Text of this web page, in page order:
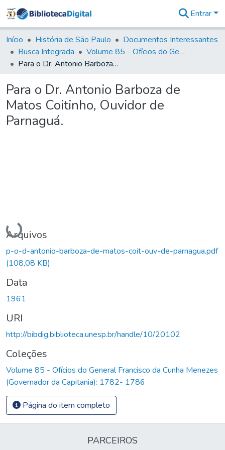
&
Coleções
Tudo na
Biblioteca
Estatísticas
Entrar
Início História de São Paulo
Documentos Interessantes
Busca Integrada
Volume 85 - Ofícios do General Francisco da Cunha Menezes (Governador da Capitania): 1782- 1786
Para o Dr. Antonio Barboza de Matos Coitinho, Ouvidor de Parnaguá.
Para o Dr. Antonio Barboza de
Matos Coitinho, Ouvidor de
Parnaguá.
Carregando...
Arquivos
p-o-d-antonio-barboza-de-matos-coit-ouv-de-parnagua.pdf
(108,08 KB)
Data
1961
URI
http://bibdig.biblioteca.unesp.br/handle/10/20102
Coleções
Volume 85 - Ofícios do General Francisco da Cunha Menezes
(Governador da Capitania): 1782- 1786
Página do item completo
PARCEIROS